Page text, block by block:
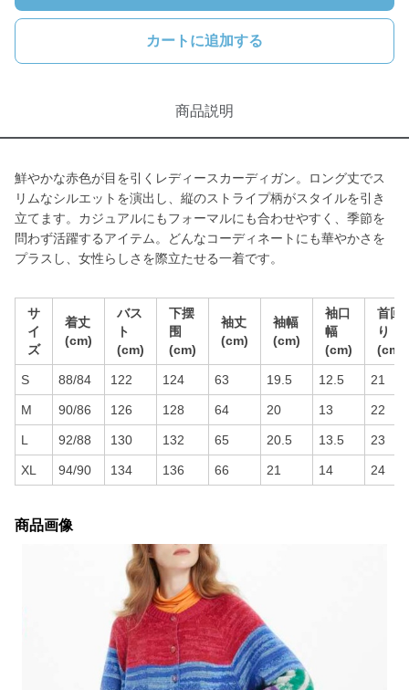
カートに追加する
商品説明
鮮やかな赤色が目を引くレディースカーディガン。ロング丈でス
リムなシルエットを演出し、縦のストライプ柄がスタイルを引き
立てます。カジュアルにもフォーマルにも合わせやすく、季節を
問わず活躍するアイテム。どんなコーディネートにも華やかさを
プラスし、女性らしさを際立たせる一着です。
サ
イ
ズ
着丈
(cm)
バス
ト
(cm)
下摆
围
(cm)
袖丈
(cm)
袖幅
(cm)
袖口
幅
(cm)
首回
り
(cm)
S 88/84 122 124 63 19.5 12.5 21
M 90/86 126 128 64 20 13 22
L 92/88 130 132 65 20.5 13.5 23
XL 94/90 134 136 66 21 14 24
商品画像